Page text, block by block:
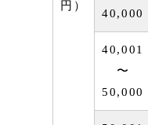
円）
40,000
40,001
〜
50,000